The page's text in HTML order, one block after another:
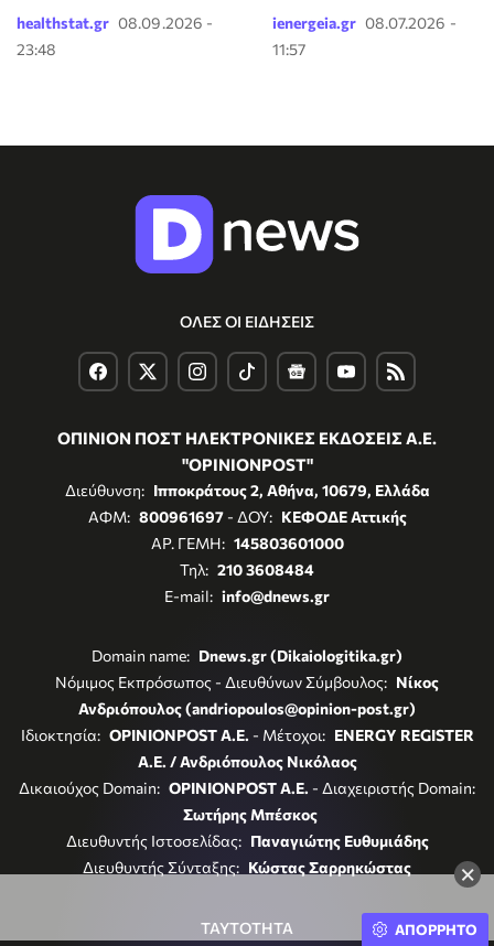
×
healthstat.gr 08.09.2026 -
23:48
ienergeia.gr 08.07.2026 -
11:57
ΟΛΕΣ ΟΙ ΕΙΔΗΣΕΙΣ
ΟΠΙΝΙΟΝ ΠΟΣΤ ΗΛΕΚΤΡΟΝΙΚΕΣ ΕΚΔΟΣΕΙΣ Α.Ε.
"OPINIONPOST"
Διεύθυνση: Ιπποκράτους 2, Αθήνα, 10679, Ελλάδα
ΑΦΜ: 800961697- ΔΟΥ: ΚΕΦΟΔΕ Αττικής
ΑΡ. ΓΕΜΗ: 145803601000
Τηλ: 210 3608484
E-mail: info@dnews.gr
Domain name: Dnews.gr (Dikaiologitika.gr)
Νόμιμος Εκπρόσωπος - Διευθύνων Σύμβουλος: Νίκος
Ανδριόπουλος (andriopoulos@opinion-post.gr)
Ιδιοκτησία: OPINIONPOST A.E. - Μέτοχοι: ENERGY REGISTER
Α.Ε. / Ανδριόπουλος Νικόλαος
Δικαιούχος Domain: OPINIONPOST A.E. - Διαχειριστής Domain:
Σωτήρης Μπέσκος
Διευθυντής Ιστοσελίδας: Παναγιώτης Ευθυμιάδης
Διευθυντής Σύνταξης: Κώστας Σαρρηκώστας
ΤΑΥΤΟΤΗΤΑ ΑΠΟΡΡΗΤΟ